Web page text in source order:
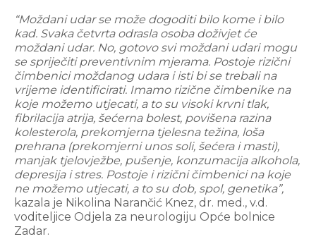
“Moždani udar se može dogoditi bilo kome i bilo
kad. Svaka četvrta odrasla osoba doživjet će
moždani udar. No, gotovo svi moždani udari mogu
se spriječiti preventivnim mjerama. Postoje rizični
čimbenici moždanog udara i isti bi se trebali na
vrijeme identificirati. Imamo rizične čimbenike na
koje možemo utjecati, a to su visoki krvni tlak,
fibrilacija atrija, šećerna bolest, povišena razina
kolesterola, prekomjerna tjelesna težina, loša
prehrana (prekomjerni unos soli, šećera i masti),
manjak tjelovježbe, pušenje, konzumacija alkohola,
depresija i stres. Postoje i rizični čimbenici na koje
ne možemo utjecati, a to su dob, spol, genetika”,
kazala je Nikolina Narančić Knez, dr. med., v.d.
voditeljice Odjela za neurologiju Opće bolnice
Zadar.